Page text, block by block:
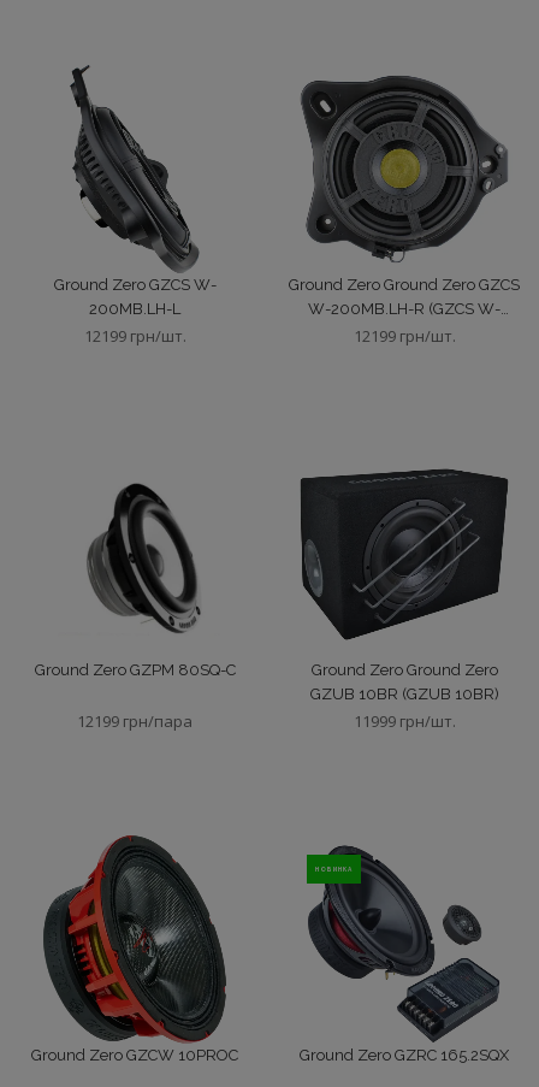
Ground Zero GZCS W-
200MB.LH-L
12199 грн/шт.
Ground Zero Ground Zero GZCS
W-200MB.LH-R (GZCS W-
200MB.LH-R)
12199 грн/шт.
Ground Zero GZPM 80SQ-C
12199 грн/пара
Ground Zero Ground Zero
GZUB 10BR (GZUB 10BR)
11999 грн/шт.
Ground Zero GZCW 10PROC
НОВИНКА
Ground Zero GZRC 165.2SQX